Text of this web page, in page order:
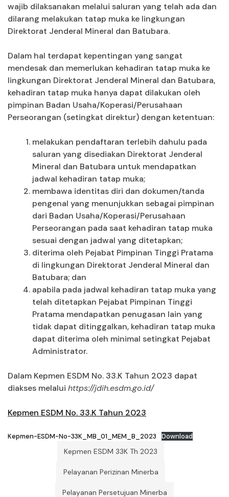
wajib dilaksanakan melalui saluran yang telah ada dan
dilarang melakukan tatap muka ke lingkungan
Direktorat Jenderal Mineral dan Batubara.
Dalam hal terdapat kepentingan yang sangat
mendesak dan memerlukan kehadiran tatap muka ke
lingkungan Direktorat Jenderal Mineral dan Batubara,
kehadiran tatap muka hanya dapat dilakukan oleh
pimpinan Badan Usaha/Koperasi/Perusahaan
Perseorangan (setingkat direktur) dengan ketentuan:
melakukan pendaftaran terlebih dahulu pada
saluran yang disediakan Direktorat Jenderal
Mineral dan Batubara untuk mendapatkan
jadwal kehadiran tatap muka;
membawa identitas diri dan dokumen/tanda
pengenal yang menunjukkan sebagai pimpinan
dari Badan Usaha/Koperasi/Perusahaan
Perseorangan pada saat kehadiran tatap muka
sesuai dengan jadwal yang ditetapkan;
diterima oleh Pejabat Pimpinan Tinggi Pratama
di lingkungan Direktorat Jenderal Mineral dan
Batubara; dan
apabila pada jadwal kehadiran tatap muka yang
telah ditetapkan Pejabat Pimpinan Tinggi
Pratama mendapatkan penugasan lain yang
tidak dapat ditinggalkan, kehadiran tatap muka
dapat diterima oleh minimal setingkat Pejabat
Administrator.
Dalam Kepmen ESDM No. 33.K Tahun 2023 dapat
diakses melalui https://jdih.esdm.go.id/
Kepmen ESDM No. 33.K Tahun 2023
Kepmen-ESDM-No-33K_MB_01_MEM_B_2023 Download
Kepmen ESDM 33K Th 2023
Pelayanan Perizinan Minerba
Pelayanan Persetujuan Minerba